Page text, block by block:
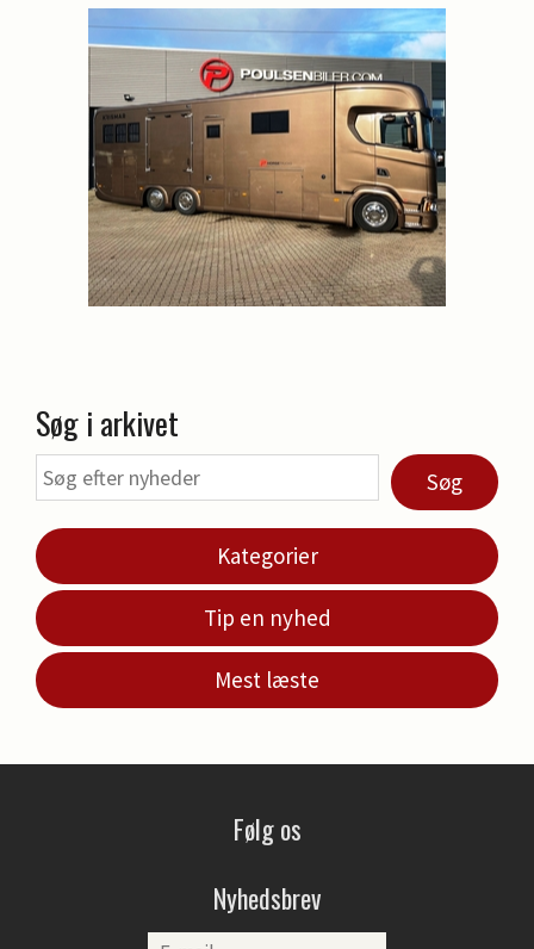
Søg i arkivet
Søg
Kategorier
Tip en nyhed
Mest læste
Følg os
Nyhedsbrev